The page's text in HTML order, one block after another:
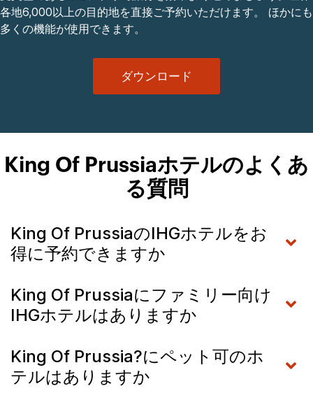
各地6,000以上の目的地を直接ご予約いただけます。 ほかにも
多くの機能が使用できます。
ダウンロード
King Of Prussiaホテルのよくあ
る質問
King Of PrussiaのIHGホテルをお
得に予約できますか
King Of Prussiaにファミリー向け
IHGホテルはありますか
King Of Prussia?にペット可のホ
テルはありますか